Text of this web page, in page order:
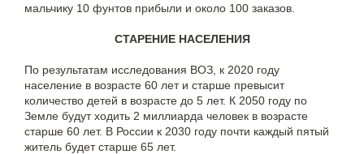
мальчику 10 фунтов прибыли и около 100 заказов.
СТАРЕНИЕ НАСЕЛЕНИЯ
По результатам исследования ВОЗ, к 2020 году
население в возрасте 60 лет и старше превысит
количество детей в возрасте до 5 лет. К 2050 году по
Земле будут ходить 2 миллиарда человек в возрасте
старше 60 лет. В России к 2030 году почти каждый пятый
житель будет старше 65 лет.